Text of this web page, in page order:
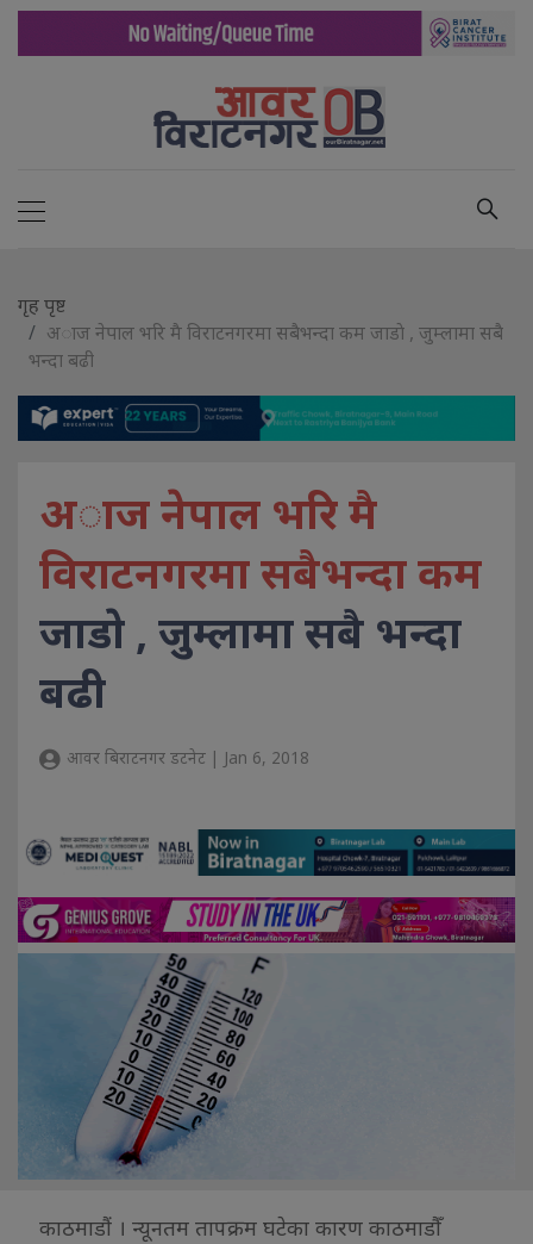
गृह पृष्ट
अाज नेपाल भरि मै विराटनगरमा सबैभन्दा कम जाडाे , जुम्लामा सबै
भन्दा बढी
अाज नेपाल भरि मै
विराटनगरमा सबैभन्दा कम
जाडाे , जुम्लामा सबै भन्दा
बढी
आवर बिराटनगर डटनेट | Jan 6, 2018
काठमाडौं । न्यूनतम तापक्रम घटेका कारण काठमाडौँ